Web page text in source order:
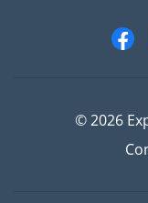
© 2026